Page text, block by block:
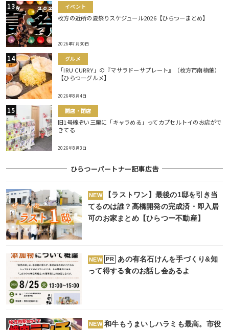
イベント
枚方の近所の夏祭りスケジュール2026【ひらつーまとめ】
2026年7月30日
グルメ
「IRU CURRY」の『マサラドーサプレート』（枚方市南楠葉）
【ひらつーグルメ】
2026年8月4日
開店・閉店
旧1号線ぞい三栗に「キャラめる」ってカプセルトイのお店がで
きてる
2026年8月3日
ひらつーパートナー記事広告
NEW
【ラストワン】最後の1邸を引き当
てるのは誰？高橋開発の完成済・即入居
可のお家まとめ【ひらつー不動産】
NEW PR
あの有名石けんを手づくり&知
って得する食のお話し会あるよ
NEW 和牛もうまいしハラミも最高。市役